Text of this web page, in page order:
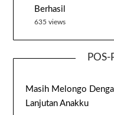
Berhasil
635 views
POS-
Masih Melongo
Lanjutan Anakku